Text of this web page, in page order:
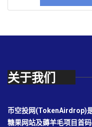
关于我们
币空投网(TokenAirdrop)
糖果网站及薅羊毛项目首